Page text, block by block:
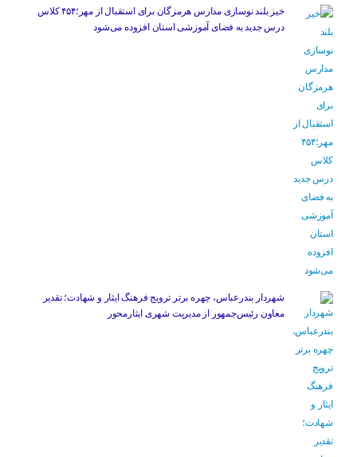
خیز بلند نوسازی مدارس هرمزگان برای استقبال از مهر؛۴۵۴ کلاس
درس جدید به فضای آموزشی استان افزوده می‌شود
شهردار بندرعباس، چهره برتر ترویج فرهنگ ایثار و شهادت؛ تقدیر
معاون رئیس‌جمهور از مدیریت شهری ایثارمحور